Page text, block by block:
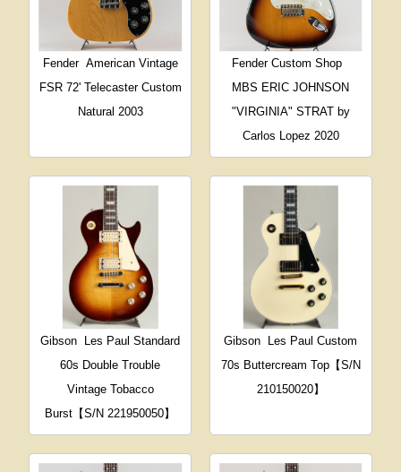
Fender American Vintage
FSR 72' Telecaster Custom
Natural 2003
Fender Custom Shop
MBS ERIC JOHNSON
"VIRGINIA" STRAT by
Carlos Lopez 2020
Gibson
Les Paul Standard
60s Double Trouble
Vintage Tobacco
Burst【S/N 221950050】
Gibson
Les Paul Custom
70s Buttercream Top【S/N
210150020】